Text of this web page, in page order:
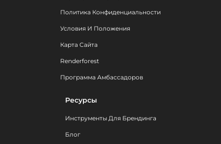
Политика Конфиденциальности
Условия И Положения
Карта Сайта
Renderforest
Программа Амбассадоров
Ресурсы
Инструменты Для Брендинга
Блог